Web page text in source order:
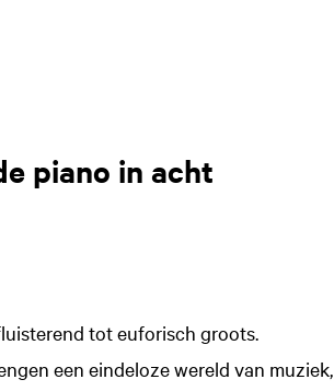
piano in acht
tot euforisch groots.
een eindeloze wereld van muziek,